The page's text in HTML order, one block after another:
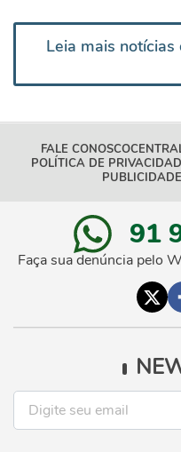
Leia mais
FALE CONOSCO
POLÍTICA DE
91
Faça sua denúncia pelo